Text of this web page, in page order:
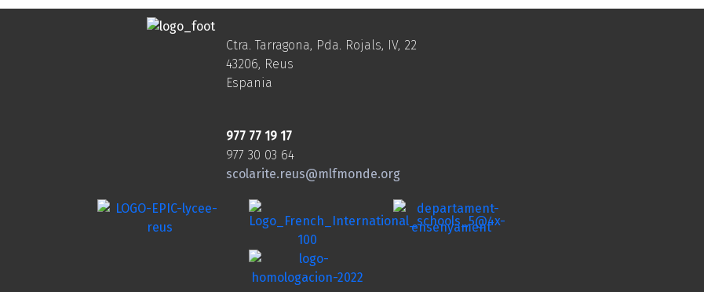
Ctra. Tarragona, Pda. Rojals, IV, 22
43206, Reus
Espania
977 77 19 17
977 30 03 64
scolarite.reus@mlfmonde.org